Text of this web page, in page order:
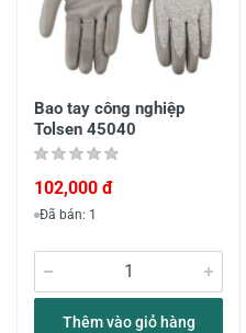
Bao tay công nghiệp
Tolsen 45040
102,000 đ
Đã bán: 1
Thêm vào giỏ hàng